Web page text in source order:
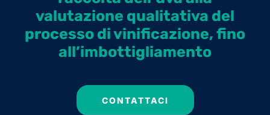
valutazione qualitativa del
processo di vinificazione, fino
all’imbottigliamento
CONTATTACI